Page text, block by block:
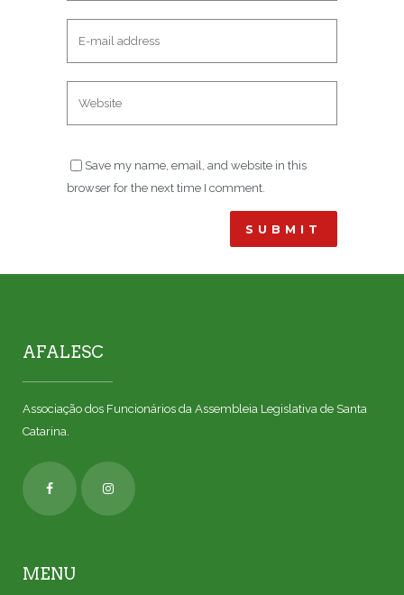
Save my name, email, and website in this
browser for the next time I comment.
AFALESC
Associação dos Funcionários da Assembleia Legislativa de Santa
Catarina.
MENU